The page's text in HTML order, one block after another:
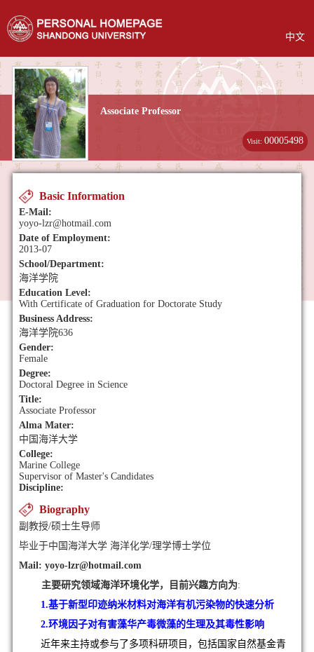
中文
Associate Professor
Visit:00005498
Basic Information
E-Mail:
yoyo-lzr@hotmail.com
Date of Employment:
2013-07
School/Department:
海洋学院
Education Level:
With Certificate of Graduation for Doctorate Study
Business Address:
海洋学院636
Gender:
Female
Degree:
Doctoral Degree in Science
Title:
Associate Professor
Alma Mater:
中国海洋大学
College:
Marine College
Supervisor of Master's Candidates
Discipline:
Biography
副教授/硕士生导师
毕业于中国海洋大学 海洋化学/理学博士学位
Mail: yoyo-lzr@hotmail.com
主要研究领域海洋环境化学，目前兴趣方向为:
1.基于新型印迹纳米材料对海洋有机污染物的快速分析
2.环境因子对有害藻华产毒微藻的生理及其毒性影响
近年来主持或参与了多项科研项目，包括国家自然基金青